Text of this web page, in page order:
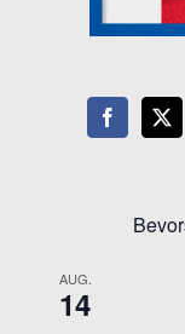
AUG.
14